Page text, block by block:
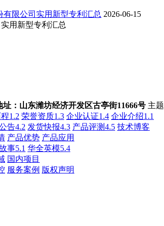
限公司实用新型专利汇总 2026-06-15
用新型专利汇总
址：山东潍坊经济开发区古亭街11666号 主
1.2 荣誉资质1.3 企业认证1.4 企业介绍1.1
告4.2 发货快报4.3 产品评测4.5 技术博客
产品优势 产品应用
事5.1 华全英模5.4
国内项目
服务案例 版权声明